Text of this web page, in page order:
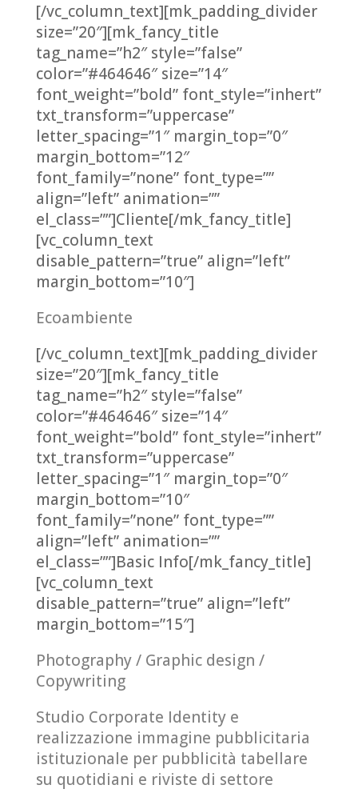
[/vc_column_text][mk_padding_divider
size=”20″][mk_fancy_title
tag_name=”h2″ style=”false”
color=”#464646″ size=”14″
font_weight=”bold” font_style=”inhert”
txt_transform=”uppercase”
letter_spacing=”1″ margin_top=”0″
margin_bottom=”12″
font_family=”none” font_type=””
align=”left” animation=””
el_class=””]Cliente[/mk_fancy_title]
[vc_column_text
disable_pattern=”true” align=”left”
margin_bottom=”10″]
Ecoambiente
[/vc_column_text][mk_padding_divider
size=”20″][mk_fancy_title
tag_name=”h2″ style=”false”
color=”#464646″ size=”14″
font_weight=”bold” font_style=”inhert”
txt_transform=”uppercase”
letter_spacing=”1″ margin_top=”0″
margin_bottom=”10″
font_family=”none” font_type=””
align=”left” animation=””
el_class=””]Basic Info[/mk_fancy_title]
[vc_column_text
disable_pattern=”true” align=”left”
margin_bottom=”15″]
Photography / Graphic design /
Copywriting
Studio Corporate Identity e
realizzazione immagine pubblicitaria
istituzionale per pubblicità tabellare
su quotidiani e riviste di settore